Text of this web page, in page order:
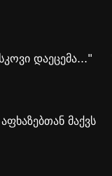
დაეცემა..."
მაქვს